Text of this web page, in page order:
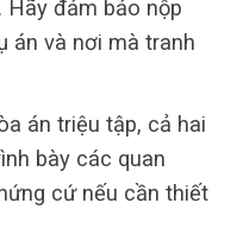
Hãy đảm bảo nộp
án và nơi mà tranh
án triệu tập, cả hai
bày các quan
cứ nếu cần thiết